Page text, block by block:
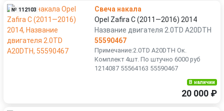
№ 112103
Свеча накала
Opel Zafira C (2011—2016) 2014
Название двигателя 2.0TD A20DTH
55590467
Примечание:2.0TD A20DTH Ок.
Комплект 4шт. По штучно 6000 руб
1214087 55564163 55590467
В наличии
20 000 ₽